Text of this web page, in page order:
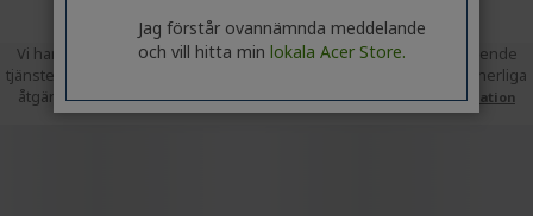
Vi har bett Trusted Shops att samla in recensioner som en oberoende
tjänsteleverantör. Trusted Shops har vidtagit rimliga och proportionerliga
åtgärder för att säkerställa att recensionerna är äkta. Mer information
Jag förstår ovannämnda meddelande
och vill hitta min lokala Acer Store.